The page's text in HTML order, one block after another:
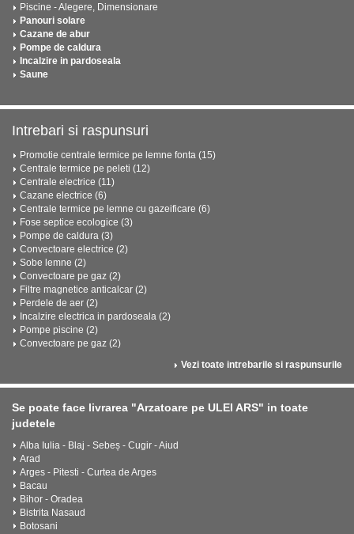
Piscine - Alegere, Dimensionare
Panouri solare
Cazane de abur
Pompe de caldura
Incalzire in pardoseala
Saune
Intrebari si raspunsuri
Promotie centrale termice pe lemne fonta (15)
Centrale termice pe peleti (12)
Centrale electrice (11)
Cazane electrice (6)
Centrale termice pe lemne cu gazeificare (6)
Fose septice ecologice (3)
Pompe de caldura (3)
Convectoare electrice (2)
Sobe lemne (2)
Convectoare pe gaz (2)
Filtre magnetice anticalcar (2)
Perdele de aer (2)
Incalzire electrica in pardoseala (2)
Pompe piscine (2)
Convectoare pe gaz (2)
Vezi toate intrebarile si raspunsurile
Se poate face livrarea "Arzatoare pe ULEI ARS" in toate
judetele
Alba Iulia - Blaj - Sebeș - Cugir - Aiud
Arad
Arges - Pitesti - Curtea de Arges
Bacau
Bihor - Oradea
Bistrita Nasaud
Botosani